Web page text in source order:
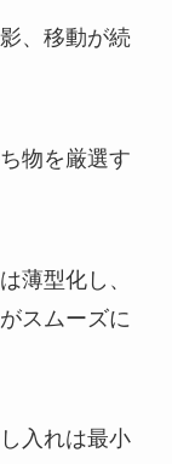
、移動が続
物を厳選す
薄型化し、
スムーズに
入れは最小